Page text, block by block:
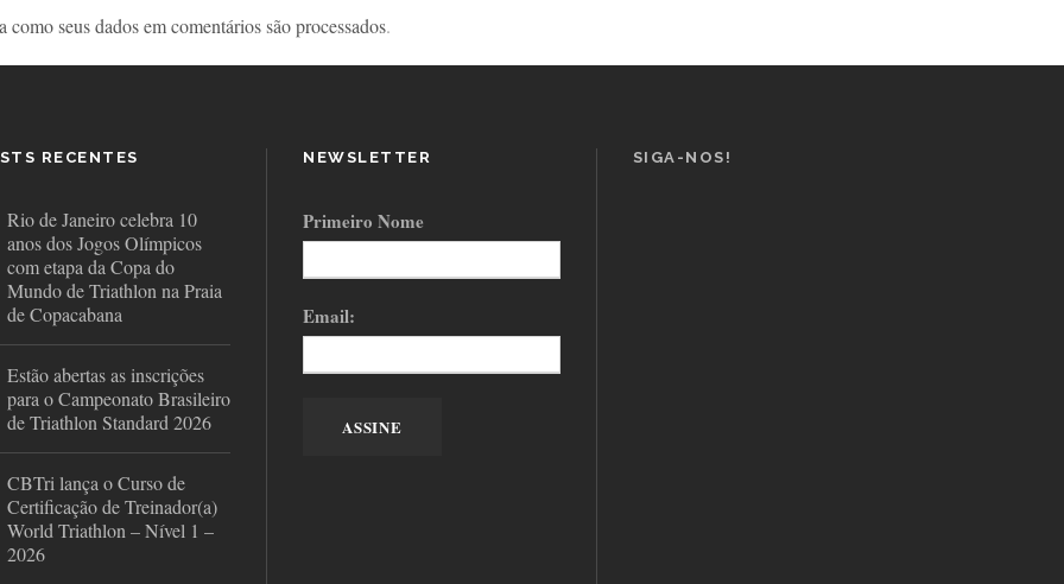
como seus dados em comentários são processados.
RECENTES
Rio de Janeiro celebra 10
anos dos Jogos Olímpicos
com etapa da Copa do
Mundo de Triathlon na Praia
de Copacabana
Estão abertas as inscrições
para o Campeonato Brasileiro
de Triathlon Standard 2026
CBTri lança o Curso de
Certificação de Treinador(a)
World Triathlon – Nível 1 –
2026
NEWSLETTER
Primeiro Nome
Email:
SIGA-NOS!